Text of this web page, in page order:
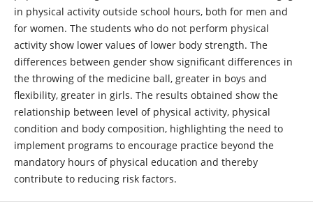
in physical activity outside school hours, both for men and
for women. The students who do not perform physical
activity show lower values of lower body strength. The
differences between gender show significant differences in
the throwing of the medicine ball, greater in boys and
flexibility, greater in girls. The results obtained show the
relationship between level of physical activity, physical
condition and body composition, highlighting the need to
implement programs to encourage practice beyond the
mandatory hours of physical education and thereby
contribute to reducing risk factors.